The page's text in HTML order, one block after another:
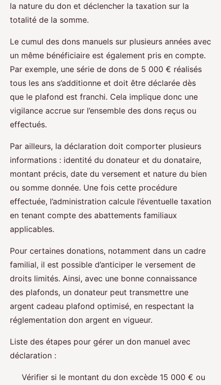
la nature du don et déclencher la taxation sur la
totalité de la somme.
Le cumul des dons manuels sur plusieurs années avec
un même bénéficiaire est également pris en compte.
Par exemple, une série de dons de 5 000 € réalisés
tous les ans s’additionne et doit être déclarée dès
que le plafond est franchi. Cela implique donc une
vigilance accrue sur l’ensemble des dons reçus ou
effectués.
Par ailleurs, la déclaration doit comporter plusieurs
informations : identité du donateur et du donataire,
montant précis, date du versement et nature du bien
ou somme donnée. Une fois cette procédure
effectuée, l’administration calcule l’éventuelle taxation
en tenant compte des abattements familiaux
applicables.
Pour certaines donations, notamment dans un cadre
familial, il est possible d’anticiper le versement de
droits limités. Ainsi, avec une bonne connaissance
des plafonds, un donateur peut transmettre une
argent cadeau plafond optimisé, en respectant la
réglementation don argent en vigueur.
Liste des étapes pour gérer un don manuel avec
déclaration :
Vérifier si le montant du don excède 15 000 € ou